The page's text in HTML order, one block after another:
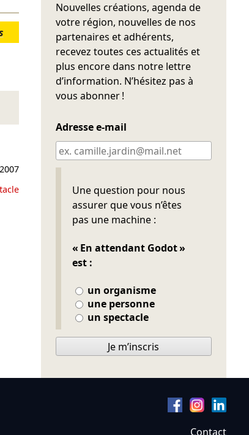
Nouvelles créations, agenda de
votre région, nouvelles de nos
partenaires et adhérents,
recevez toutes ces actualités et
plus encore dans notre lettre
d’information. N’hésitez pas à
vous abonner !
Adresse e-mail
Une question pour nous
assurer que vous n’êtes
pas une machine :
« En attendant Godot »
est :
un organisme
une personne
un spectacle
Ne pas remplir
Je m’inscris
Contact